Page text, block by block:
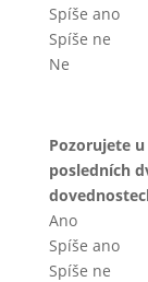
Spíše ano
Spíše ne
Ne
Pozorujete
posledních
Ano
Spíše ano
Spíše ne